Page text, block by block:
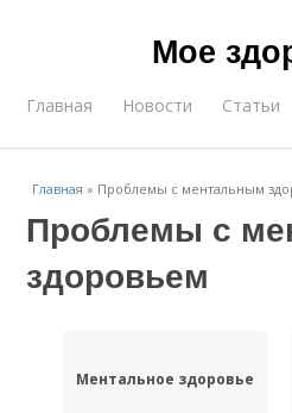
Мое
Главная Новости Статьи
Главная » Проблемы с ментальным
Проблемы с
здоровьем
Ментальное здоровье